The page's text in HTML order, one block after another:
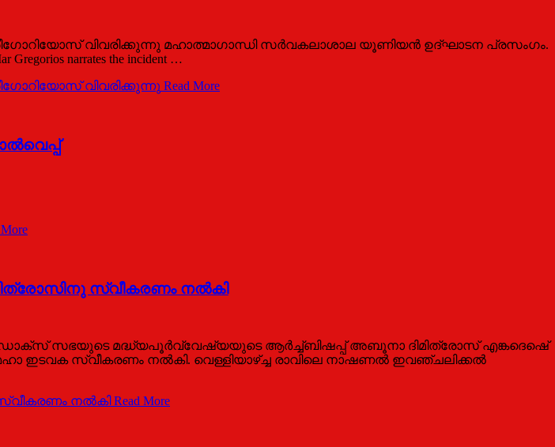
വിവരിക്കുന്നു മഹാത്മാഗാന്ധി സര്‍വകലാശാല യൂണിയന്‍ ഉദ്ഘാടന പ്രസംഗം.
narrates the incident …
വിവരിക്കുന്നു Read More
സ്വീകരണം നൽകി
സഭയുടെ മദ്ധ്യപൂർവ്വേഷ്യയുടെ ആർച്ച്ബിഷപ്പ്‌ അബൂനാ ദിമിത്രോസ്‌ എങ്കദെഷെ്
സ്വീകരണം നൽകി. വെള്ളിയാഴ്ച്ച രാവിലെ നാഷണൽ ഇവഞ്ചലിക്കൽ
നൽകിRead More